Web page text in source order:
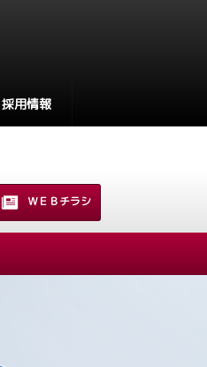
採用情報
ＷＥＢチラシ